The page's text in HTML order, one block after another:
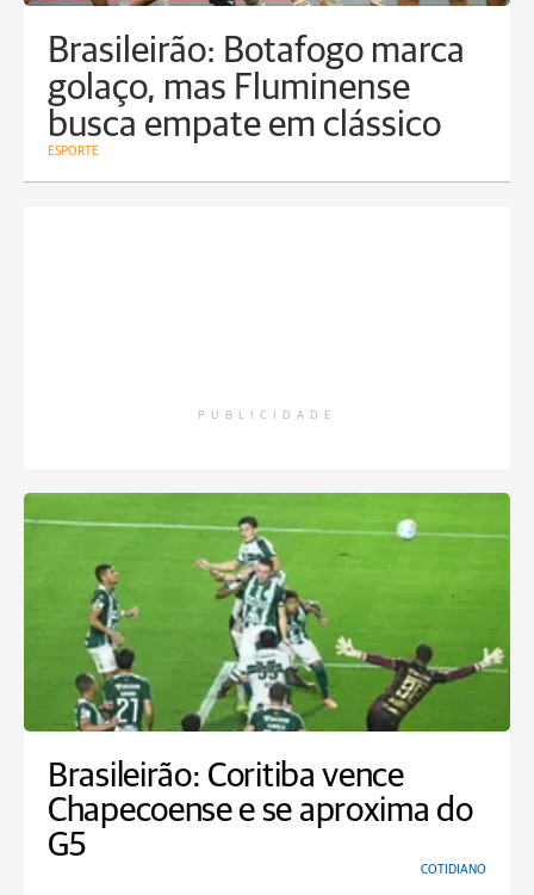
Brasileirão: Botafogo marca
golaço, mas Fluminense
busca empate em clássico
ESPORTE
PUBLICIDADE
Brasileirão: Coritiba vence
Chapecoense e se aproxima do
G5
COTIDIANO